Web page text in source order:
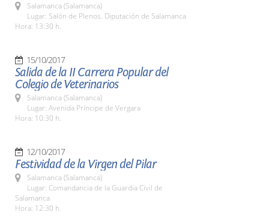
Salamanca (Salamanca)
Lugar: Salón de Plenos. Diputación de Salamanca
Hora: 13:30 h.
15/10/2017
Salida de la II Carrera Popular del
Colegio de Veterinarios
Salamanca (Salamanca)
Lugar: Avenida Príncipe de Vergara
Hora: 10:30 h.
12/10/2017
Festividad de la Virgen del Pilar
Salamanca (Salamanca)
Lugar: Comandancia de la Guardia Civil de
Salamanca
Hora: 12:30 h.